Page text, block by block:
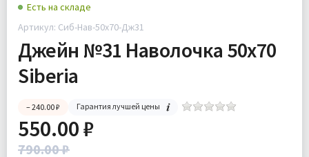
Есть на складе
Артикул: Сиб-Нав-50х70-Дж31
Джейн №31 Наволочка 50х70
Siberia
– 240.00 ₽ Гарантия лучшей цены
550.00 ₽
790.00 ₽